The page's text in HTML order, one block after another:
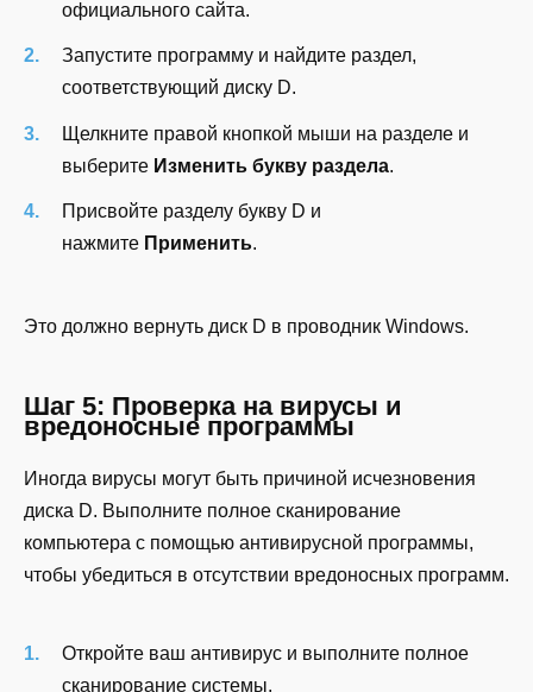
официального сайта.
Запустите программу и найдите раздел,
соответствующий диску D.
Щелкните правой кнопкой мыши на разделе и
выберите Изменить букву раздела.
Присвойте разделу букву D и
нажмите Применить.
Это должно вернуть диск D в проводник Windows.
Шаг 5: Проверка на вирусы и
вредоносные программы
Иногда вирусы могут быть причиной исчезновения
диска D. Выполните полное сканирование
компьютера с помощью антивирусной программы,
чтобы убедиться в отсутствии вредоносных программ.
Откройте ваш антивирус и выполните полное
сканирование системы.